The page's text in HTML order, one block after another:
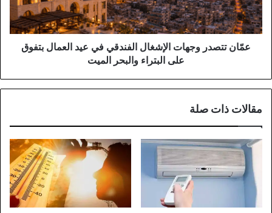
عيد
العمال
بتفوق
عمّان تتصدر وجهات الإشغال الفندقي في عيد العمال بتفوق
على البتراء والبحر الميت
مقالات ذات صلة